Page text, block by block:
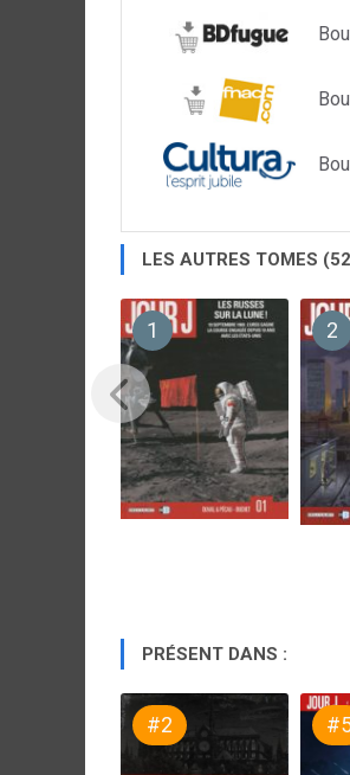
LES AUTRES TOMES
1 2
PRÉSENT DANS :
#2